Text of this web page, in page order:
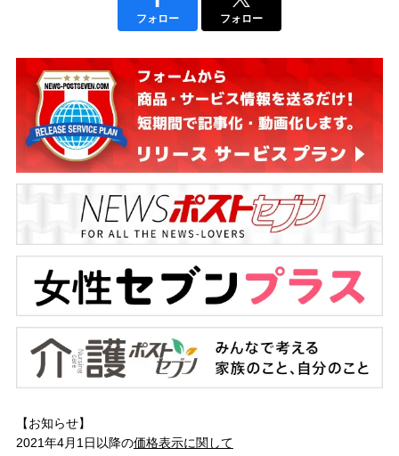
フォロー フォロー
【お知らせ】
2021年4月1日以降の価格表示に関して